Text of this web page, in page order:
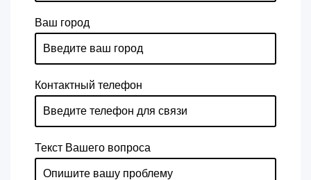
Ваш город
Контактный телефон
Текст Вашего вопроса